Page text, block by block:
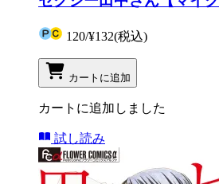
120/¥132(税込)
カートに追加
カートに追加しました
試し読み